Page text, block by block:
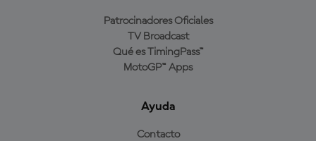
Patrocinadores Oficiales
TV Broadcast
Qué es TimingPass™
MotoGP™ Apps
Ayuda
Contacto